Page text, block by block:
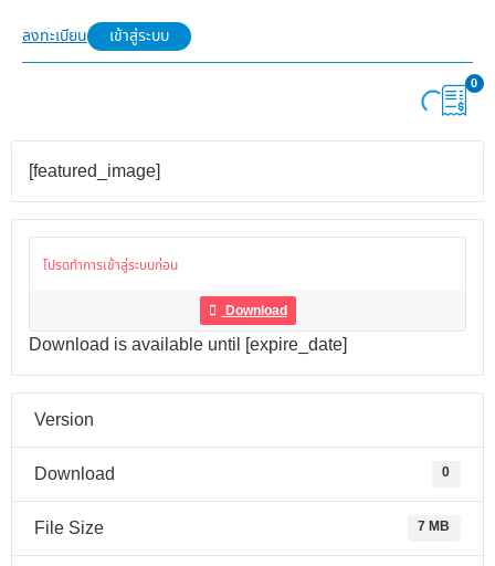
ลงทะเบียน เข้าสู่ระบบ
0
[featured_image]
โปรดทำการเข้าสู่ระบบก่อน
Download
Download is available until [expire_date]
Version
Download 0
File Size 7 MB